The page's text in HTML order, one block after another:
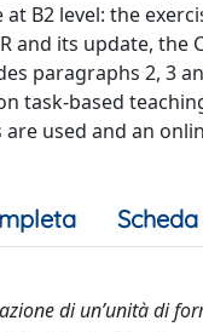
at B2 level: the
and its update, the
paragraphs 2, 3
task-based
used and an
di un’unità di